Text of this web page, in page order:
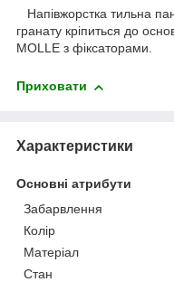
Напівжорстка тильна
гранату кріпиться до
MOLLE з фіксаторами.
Приховати
Характеристики
Основні атрибути
Забарвлення
Колір
Матеріал
Стан